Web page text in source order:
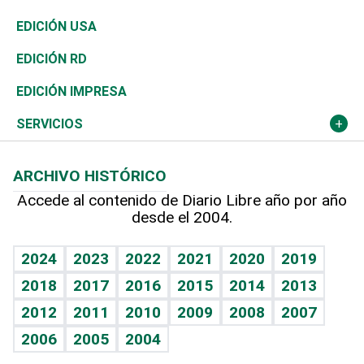
Reportajes
África
Ocenanía
Caribe
Resto del mundo
Vivienda
Telecom.
Global y variable
Economía personal
Buena Vida
Sociales
Novedades
Podcast Arte Libre
Hablando con el pediatra
Vida y familia
Eñe
Celebrando la vida
Sin complejos
Ciclismo
Tenis
Olimpismo
Más deportes
Línea de hit
TBT Deportivo
En Directo
El Espía
Noticiero Poteleche
Columnistas
Más firmas
Tecnología
Historia
Martes de tecnología
Cambio climático
Economía
Revista
Deportes
Opinión
Hecho en casa
Guía del dinero
EDICIÓN USA
EDICIÓN RD
EDICIÓN IMPRESA
SERVICIOS
Cumpleaños
Horóscopos
Crucigramas
ARCHIVO HISTÓRICO
Accede al contenido de Diario Libre año por año
desde el 2004.
2024 2023 2022 2021 2020
2019
2018
2017 2016 2015 2014
2013
2012
2011 2010 2009 2008
2007
2006
2005 2004